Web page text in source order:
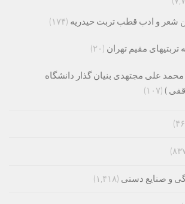
شعر و ادب قطب تربت حیدریه (۱۷۴)
مقیم تهران (۲۰)
محمد علی مجتهدی بنیان گذار دانشگاه
) (۱۰۷)
و صنایع دستی (۱,۴۱۸)